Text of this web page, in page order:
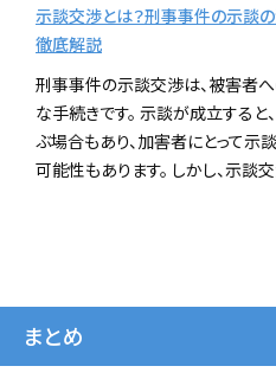
示談交渉とは？刑事事件の示談
徹底解説
刑事事件の示談交渉は、被害者
な手続きです。 示談が成立する
ぶ場合もあり、加害者にとって
可能性もあります。 しかし、示談
まとめ